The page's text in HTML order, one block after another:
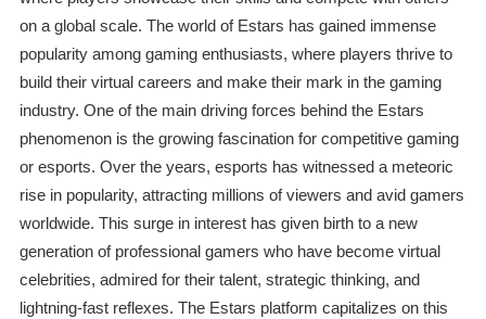
on a global scale. The world of Estars has gained immense
popularity among gaming enthusiasts, where players thrive to
build their virtual careers and make their mark in the gaming
industry. One of the main driving forces behind the Estars
phenomenon is the growing fascination for competitive gaming
or esports. Over the years, esports has witnessed a meteoric
rise in popularity, attracting millions of viewers and avid gamers
worldwide. This surge in interest has given birth to a new
generation of professional gamers who have become virtual
celebrities, admired for their talent, strategic thinking, and
lightning-fast reflexes. The Estars platform capitalizes on this